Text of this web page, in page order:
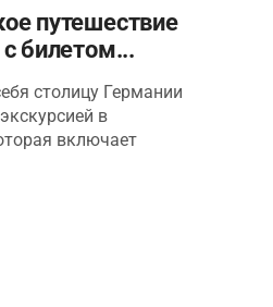
до
модерн.
выставлены в
путешествие
билетом...
столицу Германии
в
включает
Тюссо. Важно!